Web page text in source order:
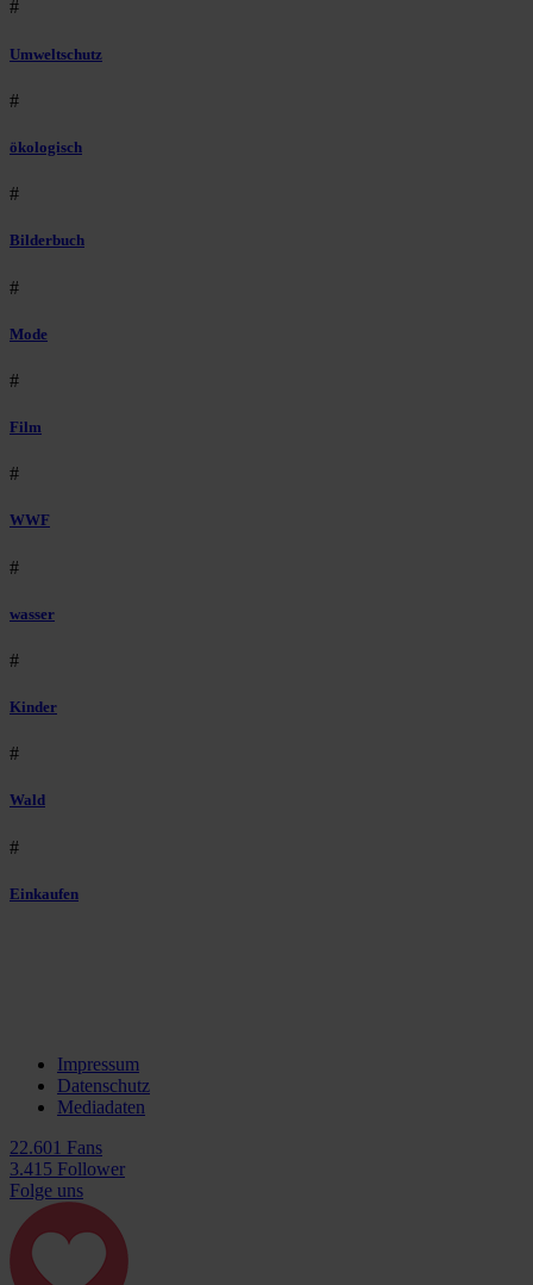
#
Umweltschutz
#
ökologisch
#
Bilderbuch
#
Mode
#
Film
#
WWF
#
wasser
#
Kinder
#
Wald
#
Einkaufen
Impressum
Datenschutz
Mediadaten
22.601 Fans
3.415 Follower
Folge uns